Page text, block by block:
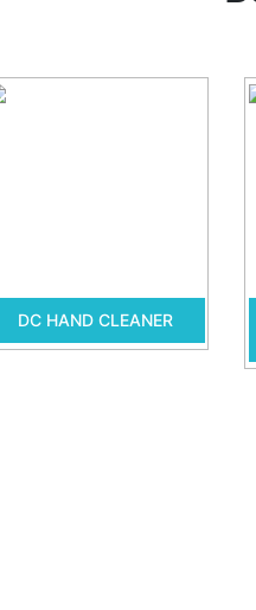
DC HAND CLEANER